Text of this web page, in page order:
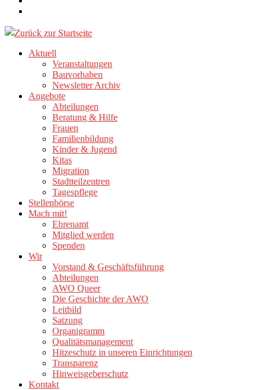
Aktuell
Veranstaltungen
Bauvorhaben
Newsletter Archiv
Angebote
Abteilungen
Beratung & Hilfe
Frauen
Familienbildung
Kinder & Jugend
Kitas
Migration
Stadtteilzentren
Tagespflege
Stellenbörse
Mach mit!
Ehrenamt
Mitglied werden
Spenden
Wir
Vorstand & Geschäftsführung
Abteilungen
AWO Queer
Die Geschichte der AWO
Leitbild
Satzung
Organigramm
Qualitätsmanagement
Hitzeschutz in unseren Einrichtungen
Transparenz
Hinweisgeberschutz
Kontakt